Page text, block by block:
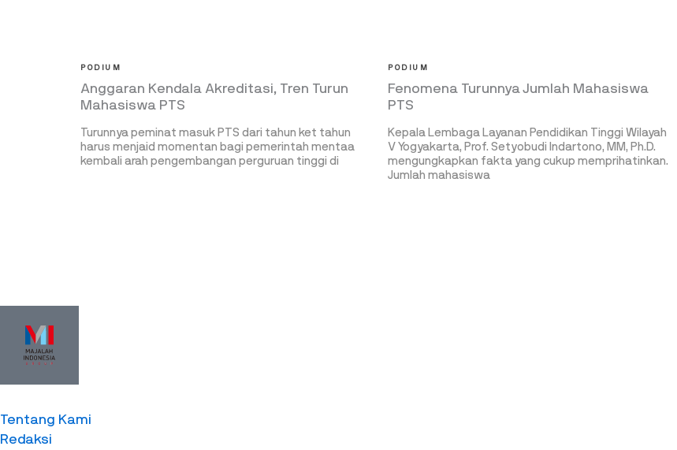
PODIUM
Anggaran Kendala Akreditasi, Tren Turun
Mahasiswa PTS
Turunnya peminat masuk PTS dari tahun ket tahun
harus menjaid momentan bagi pemerintah mentaa
kembali arah pengembangan perguruan tinggi di
PODIUM
Fenomena Turunnya Jumlah Mahasiswa
PTS
Kepala Lembaga Layanan Pendidikan Tinggi Wilayah
V Yogyakarta, Prof. Setyobudi Indartono, MM, Ph.D.
mengungkapkan fakta yang cukup memprihatinkan.
Jumlah mahasiswa
Tentang Kami
Redaksi